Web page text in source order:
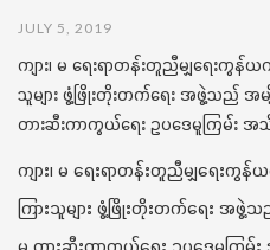
JULY 5, 2019
ကျား၊ မ ရေးရာတန်းတူညီမျှရေးကွန်ယ
သူများ ဖွံ့ဖြိုးတိုးတက်ရေး အဖွဲ့သည် အမ
တားဆီးကာကွယ်ရေး ဥပဒေမူကြမ်း အ
ကျား၊ မ ရေးရာတန်းတူညီမျှရေးကွန်
ကြားသူများ ဖွံ့ဖြိုးတိုးတက်ရေး အဖွဲ့
မှ တားဆီးကာကွယ်ရေး ဥပဒေမူကြမ်